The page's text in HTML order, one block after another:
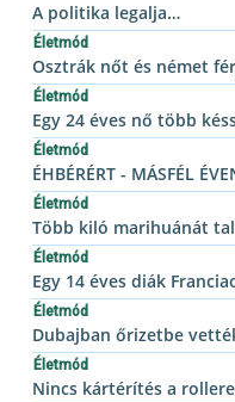
A politika legalja…
Életmód
Osztrák nőt és német
Életmód
Egy 24 éves nő több
Életmód
ÉHBÉRÉRT - MÁSFÉL
Életmód
Több kiló marihuánát
Életmód
Egy 14 éves diák
Életmód
Dubajban őrizetbe
Életmód
Nincs kártérítés a